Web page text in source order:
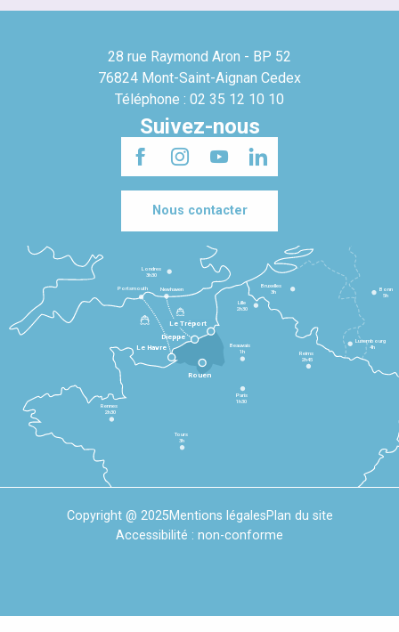
28 rue Raymond Aron - BP 52
76824 Mont-Saint-Aignan Cedex
Téléphone : 02 35 12 10 10
Suivez-nous
Nous contacter
Le Havre
Dieppe
Le Tréport
Rennes
2h30
Tours
3h
Paris
1h30
Beauvais
1h
Reims
2h45
Lille
2h30
Bruxelles
3h
Londres
3h30
Newhaven
Portsmouth
Bonn
5h
Luxembourg
4h
Rouen
Copyright @ 2025Mentions légalesPlan du site
Accessibilité : non-conforme